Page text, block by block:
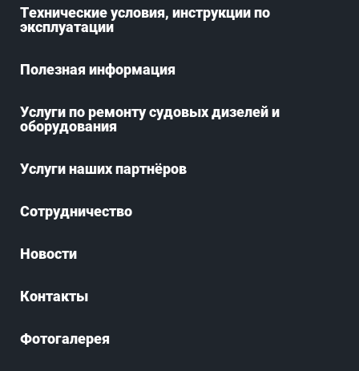
Технические условия, инструкции по
эксплуатации
Полезная информация
Услуги по ремонту судовых дизелей и
оборудования
Услуги наших партнёров
Сотрудничество
Новости
Контакты
Фотогалерея